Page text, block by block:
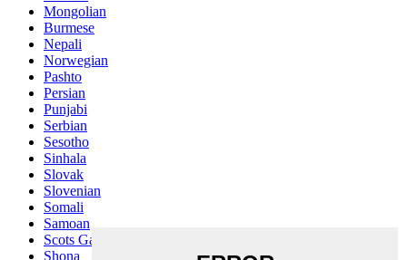
Mongolian
Burmese
Nepali
Norwegian
Pashto
Persian
Punjabi
Serbian
Sesotho
Sinhala
Slovak
Slovenian
Somali
Samoan
Scots Gaelic
Shona